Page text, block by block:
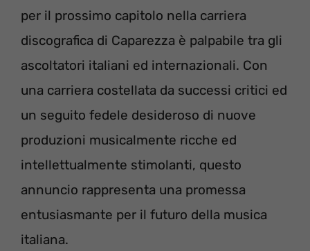
per il prossimo capitolo nella carriera
discografica di Caparezza è palpabile tra gli
ascoltatori italiani ed internazionali. Con
una carriera costellata da successi critici ed
un seguito fedele desideroso di nuove
produzioni musicalmente ricche ed
intellettualmente stimolanti, questo
annuncio rappresenta una promessa
entusiasmante per il futuro della musica
italiana.